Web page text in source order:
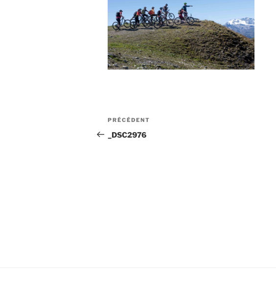
Post
navigation
Article
précédent
PRÉCÉDENT
_DSC2976